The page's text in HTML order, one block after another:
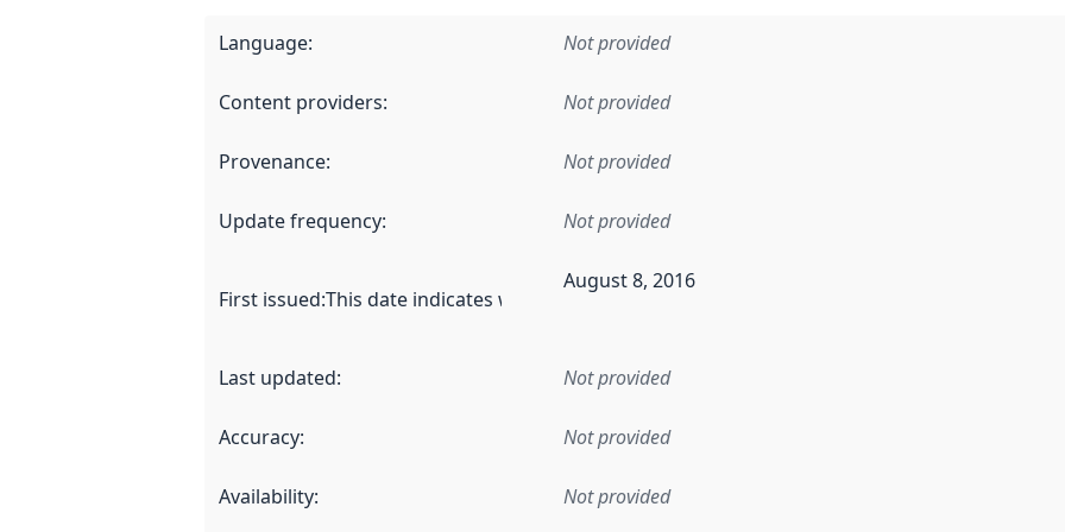
Language: Not provided
Content providers: Not provided
Provenance: Not provided
Update frequency: Not provided
First issued:This date indicates when the data in this dataset was first released. It may have
August 8, 2016
Last updated: Not provided
Accuracy: Not provided
Availability: Not provided